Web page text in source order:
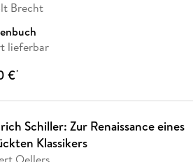
Brecht
lieferbar
€*
Schiller: Zur Renaissance eines
Klassikers